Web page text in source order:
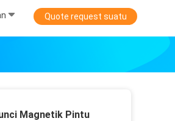
Quote request suatu
Magnetik Pintu